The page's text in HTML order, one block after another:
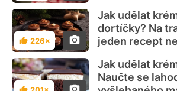
Hodnocení
226×
Jak udělat
dortíčky? Na
jeden recept
Jak udělat
Naučte se